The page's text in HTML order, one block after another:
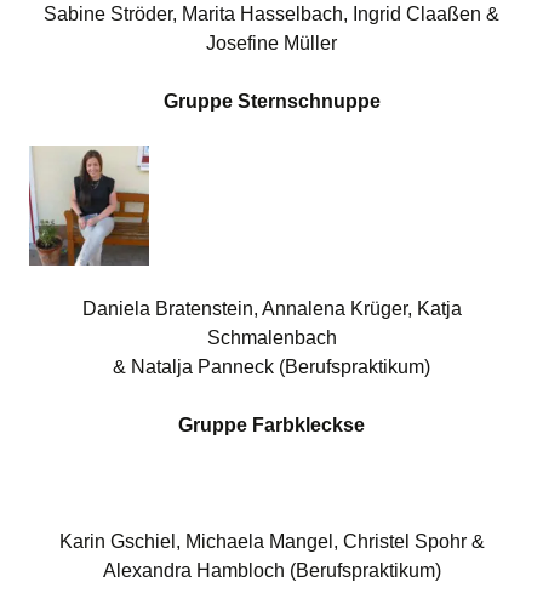
Sabine Ströder, Marita Hasselbach, Ingrid Claaßen &
Josefine Müller
Gruppe Sternschnuppe
Daniela Bratenstein, Annalena Krüger, Katja
Schmalenbach
& Natalja Panneck (Berufspraktikum)
Gruppe Farbkleckse
Karin Gschiel, Michaela Mangel, Christel Spohr &
Alexandra Hambloch (Berufspraktikum)